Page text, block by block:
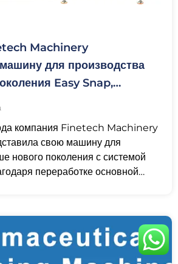
Machinery
для производства
Easy Snap,
компания Finetech Machinery
свою машину для
нового поколения с системой
переработке основной